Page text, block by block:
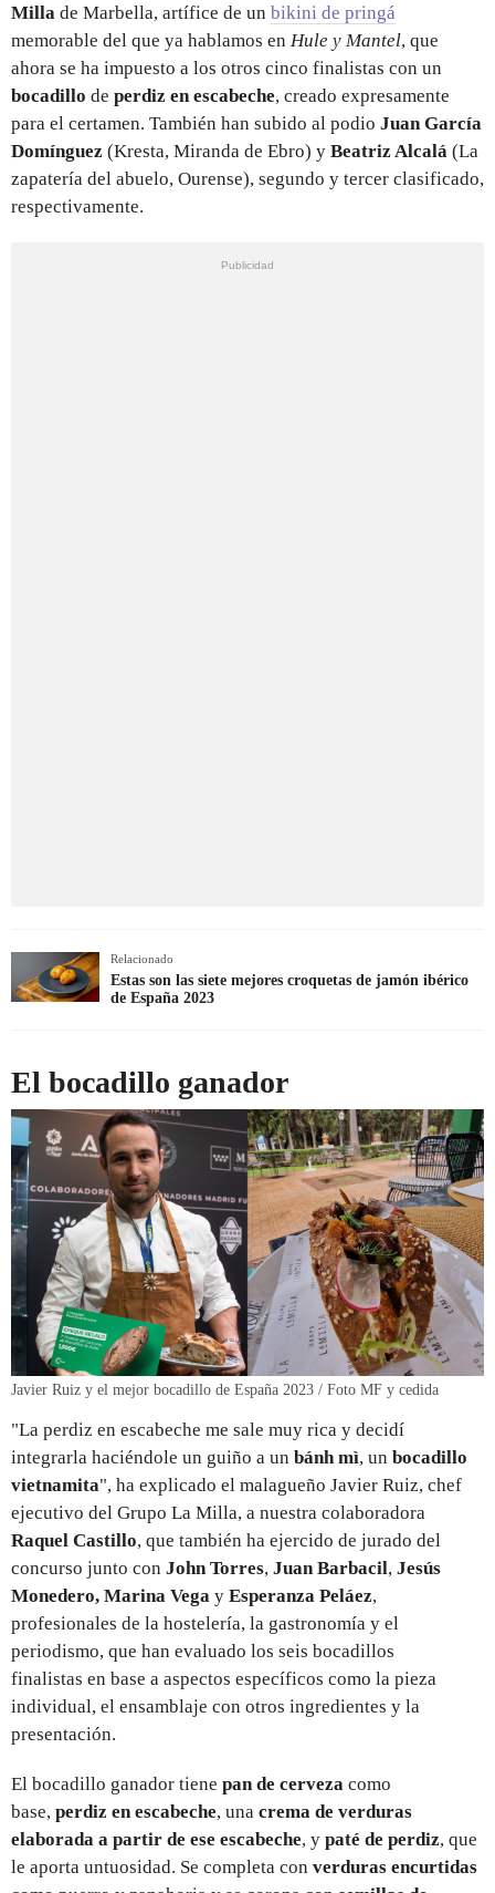
Milla de Marbella, artífice de un bikini de pringá
memorable del que ya hablamos en Hule y Mantel, que
ahora se ha impuesto a los otros cinco finalistas con un
bocadillo de perdiz en escabeche, creado expresamente
para el certamen. También han subido al podio Juan García
Domínguez (Kresta, Miranda de Ebro) y Beatriz Alcalá (La
zapatería del abuelo, Ourense), segundo y tercer clasificado,
respectivamente.
Relacionado
Estas son las siete mejores croquetas de jamón ibérico
de España 2023
El bocadillo ganador
Javier Ruiz y el mejor bocadillo de España 2023 / Foto MF y cedida
"La perdiz en escabeche me sale muy rica y decidí
integrarla haciéndole un guiño a un bánh mì, un bocadillo
vietnamita", ha explicado el malagueño Javier Ruiz, chef
ejecutivo del Grupo La Milla, a nuestra colaboradora
Raquel Castillo, que también ha ejercido de jurado del
concurso junto con John Torres, Juan Barbacil, Jesús
Monedero, Marina Vega y Esperanza Peláez,
profesionales de la hostelería, la gastronomía y el
periodismo, que han evaluado los seis bocadillos
finalistas en base a aspectos específicos como la pieza
individual, el ensamblaje con otros ingredientes y la
presentación.
El bocadillo ganador tiene pan de cerveza como
base, perdiz en escabeche, una crema de verduras
elaborada a partir de ese escabeche, y paté de perdiz, que
le aporta untuosidad. Se completa con verduras encurtidas